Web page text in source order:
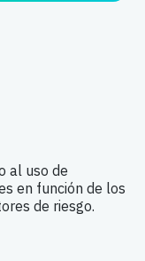
al uso de
en función de los
de riesgo.